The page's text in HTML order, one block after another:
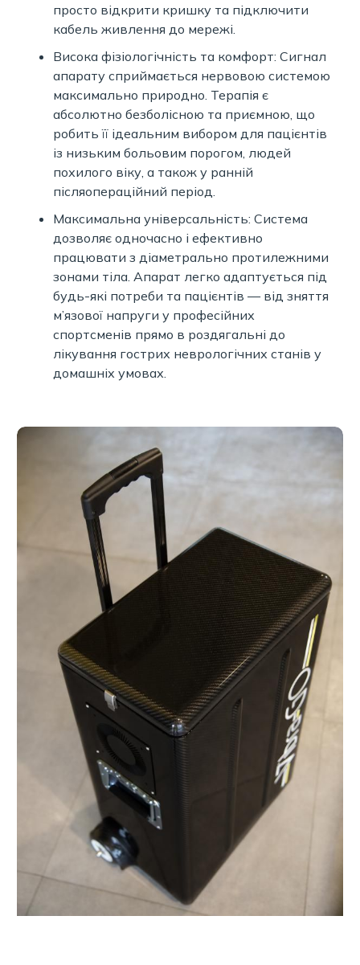
просто відкрити кришку та підключити
кабель живлення до мережі.
Висока фізіологічність та комфорт: Сигнал
апарату сприймається нервовою системою
максимально природно. Терапія є
абсолютно безболісною та приємною, що
робить її ідеальним вибором для пацієнтів
із низьким больовим порогом, людей
похилого віку, а також у ранній
післяопераційний період.
Максимальна універсальність: Система
дозволяє одночасно і ефективно
працювати з діаметрально протилежними
зонами тіла. Апарат легко адаптується під
будь-які потреби та пацієнтів — від зняття
м’язової напруги у професійних
спортсменів прямо в роздягальні до
лікування гострих неврологічних станів у
домашніх умовах.